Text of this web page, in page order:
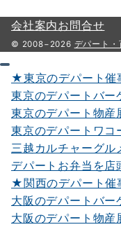
会社案内お問合せ
© 2008−2026 デパート・
★東京のデパート
東京のデパートバー
東京のデパート物産
東京のデパートワコ
三越カルチャーグル
デパートお弁当を店
★関西のデパート
大阪のデパートバー
大阪のデパート物産